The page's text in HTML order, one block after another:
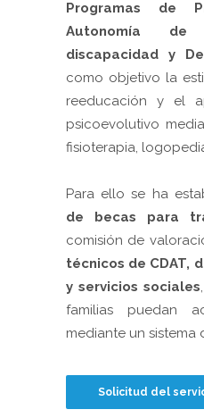
Programas de
Autonomía de
discapacidad y
como objetivo la
reeducación y el
psicoevolutivo
fisioterapia,
Para ello se ha
de becas para
comisión de
técnicos de CDAT,
y servicios sociales
familias puedan
mediante un sistema
Solicitud del